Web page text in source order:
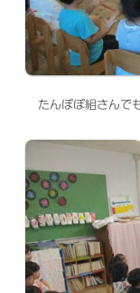
たんぽぽ組さんで